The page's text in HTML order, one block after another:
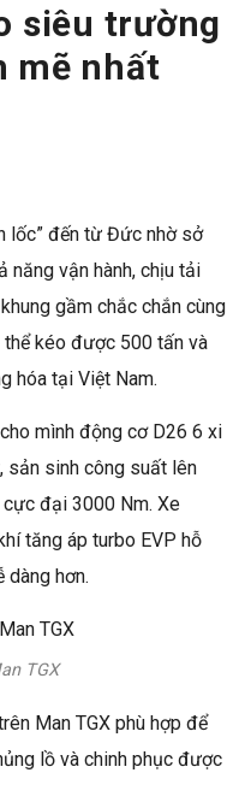
siêu trường
mẽ nhất
lốc” đến từ Đức nhờ sở
năng vận hành, chịu tải
gầm chắc chắn cùng
kéo được 500 tấn và
hóa tại Việt Nam.
mình động cơ D26 6 xi
sản sinh công suất lên
đại 3000 Nm. Xe
tăng áp turbo EVP hỗ
dàng hơn.
TGX
Man TGX phù hợp để
lồ và chinh phục được